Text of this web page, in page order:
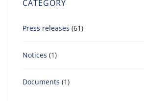
CATEGORY
Press releases (61)
Notices (1)
Documents (1)